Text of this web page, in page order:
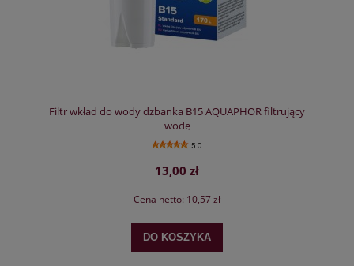
Filtr wkład do wody dzbanka B15 AQUAPHOR filtrujący
wodę
5.0
13,00 zł
Cena netto: 10,57 zł
DO KOSZYKA